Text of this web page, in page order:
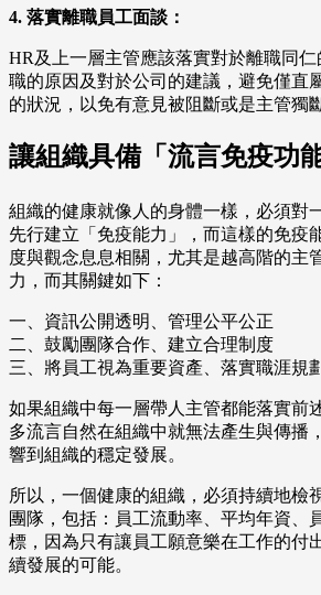
4. 落實離職員工面談：
HR及上一層主管應該落實對於離職同
職的原因及對於公司的建議，避免僅直
的狀況，以免有意見被阻斷或是主管獨
讓組織具備「流言免疫功
組織的健康就像人的身體一樣，必須對
先行建立「免疫能力」，而這樣的免疫
度與觀念息息相關，尤其是越高階的主
力，而其關鍵如下：
一、資訊公開透明、管理公平公正
二、鼓勵團隊合作、建立合理制度
三、將員工視為重要資產、落實職涯規
如果組織中每一層帶人主管都能落實前
多流言自然在組織中就無法產生與傳播
響到組織的穩定發展。
所以，一個健康的組織，必須持續地檢
團隊，包括：員工流動率、平均年資、
標，因為只有讓員工願意樂在工作的付
續發展的可能。